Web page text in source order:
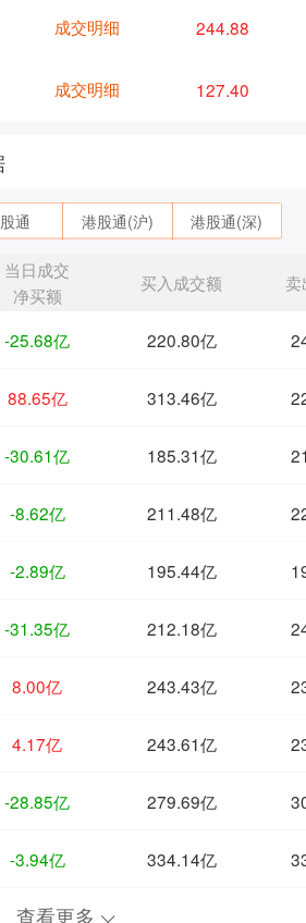
成交明细 244.88
成交明细 127.40
通 港股通(沪) 港股通(深)
当日成交
净买额
买入成交额 卖
-25.68亿 220.80亿
88.65亿 313.46亿
-30.61亿 185.31亿
-8.62亿 211.48亿
-2.89亿 195.44亿
-31.35亿 212.18亿
8.00亿 243.43亿
4.17亿 243.61亿
-28.85亿 279.69亿
-3.94亿 334.14亿
查看更多